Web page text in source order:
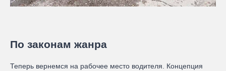
По законам жанра
Теперь вернемся на рабочее место водителя. Концепция